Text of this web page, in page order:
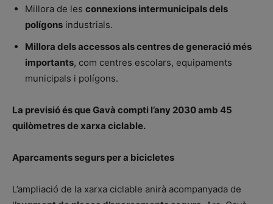
Millora de les connexions intermunicipals dels
polígons industrials.
Millora dels accessos als centres de generació més
importants, com centres escolars, equipaments
municipals i polígons.
La previsió és que Gavà compti l’any 2030 amb 45
quilòmetres de xarxa ciclable.
Aparcaments segurs per a bicicletes
L’ampliació de la xarxa ciclable anirà acompanyada de